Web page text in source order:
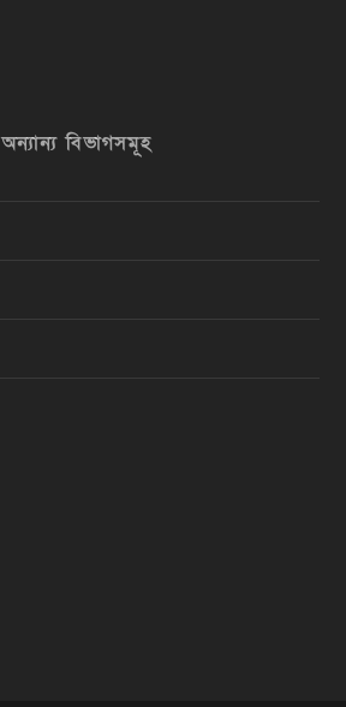
অন্যান্য বিভাগসমূহ